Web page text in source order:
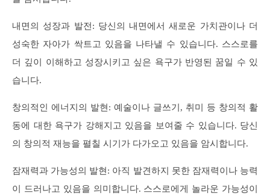
내면의 성장과 발전: 당신의 내면에서 새로운 가치관이나 더
성숙한 자아가 싹트고 있음을 나타낼 수 있습니다. 스스로를
더 깊이 이해하고 성장시키고 싶은 욕구가 반영된 꿈일 수 있
습니다.
창의적인 에너지의 발현: 예술이나 글쓰기, 취미 등 창의적 활
동에 대한 욕구가 강해지고 있음을 보여줄 수 있습니다. 당신
의 창의적 재능을 펼칠 시기가 다가오고 있음을 암시합니다.
잠재력과 가능성의 발현: 아직 발견하지 못한 잠재력이나 능력
이 드러나고 있음을 의미합니다. 스스로에게 놀라운 가능성이